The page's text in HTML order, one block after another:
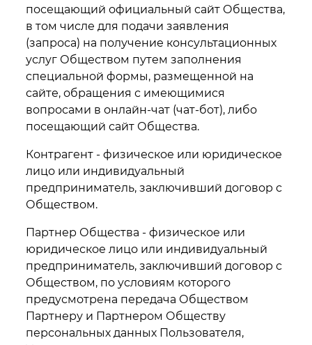
посещающий официальный сайт Общества,
в том числе для подачи заявления
(запроса) на получение консультационных
услуг Обществом путем заполнения
специальной формы, размещенной на
сайте, обращения с имеющимися
вопросами в онлайн-чат (чат-бот), либо
посещающий сайт Общества.
Контрагент - физическое или юридическое
лицо или индивидуальный
предприниматель, заключивший договор с
Обществом.
Партнер Общества - физическое или
юридическое лицо или индивидуальный
предприниматель, заключивший договор с
Обществом, по условиям которого
предусмотрена передача Обществом
Партнеру и Партнером Обществу
персональных данных Пользователя,